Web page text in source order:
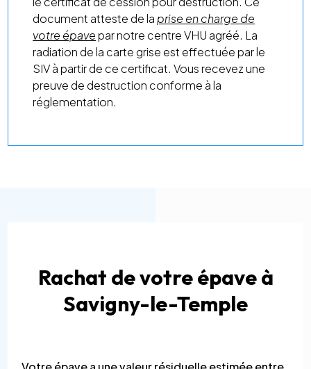
document atteste de laprise en charge de
votre épavepar notre centre VHU agréé. La
radiation de la carte grise est effectuée par le
SIV à partir de ce certificat. Vous recevez une
preuve de destruction conforme à la
réglementation.
Rachat de votre épave à
Savigny-le-Temple